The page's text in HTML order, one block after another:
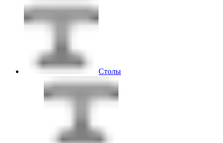
Столы